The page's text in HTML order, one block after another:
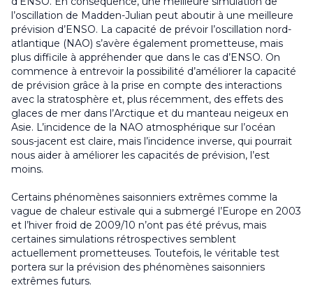
l’oscillation de Madden-Julian peut aboutir à une meilleure
prévision d’ENSO. La capacité de prévoir l’oscillation nord-
atlantique (NAO) s’avère également prometteuse, mais
plus difficile à appréhender que dans le cas d’ENSO. On
commence à entrevoir la possibilité d’améliorer la capacité
de prévision grâce à la prise en compte des interactions
avec la stratosphère et, plus récemment, des effets des
glaces de mer dans l’Arctique et du manteau neigeux en
Asie. L’incidence de la NAO atmosphérique sur l’océan
sous-jacent est claire, mais l’incidence inverse, qui pourrait
nous aider à améliorer les capacités de prévision, l’est
moins.
Certains phénomènes saisonniers extrêmes comme la
vague de chaleur estivale qui a submergé l’Europe en 2003
et l’hiver froid de 2009/10 n’ont pas été prévus, mais
certaines simulations rétrospectives semblent
actuellement prometteuses. Toutefois, le véritable test
portera sur la prévision des phénomènes saisonniers
extrêmes futurs.